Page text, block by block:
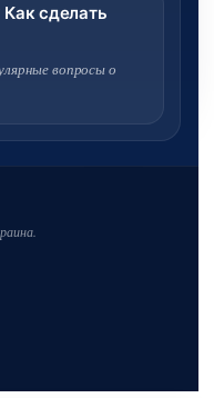
Как сделать
вопросы о